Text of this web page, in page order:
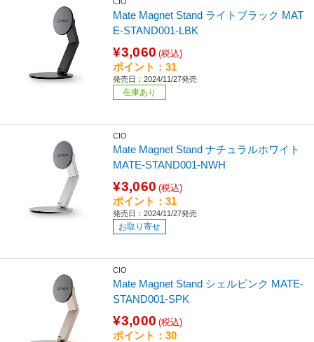
Mate Magnet Stand ライトブラック MAT
E-STAND001-LBK
¥3,060 (税込)
ポイント：31
発売日：2024/11/27発売
在庫あり
CIO
Mate Magnet Stand ナチュラルホワイト
MATE-STAND001-NWH
¥3,060 (税込)
ポイント：31
発売日：2024/11/27発売
お取り寄せ
CIO
Mate Magnet Stand シェルピンク MATE-
STAND001-SPK
¥3,000 (税込)
ポイント：30